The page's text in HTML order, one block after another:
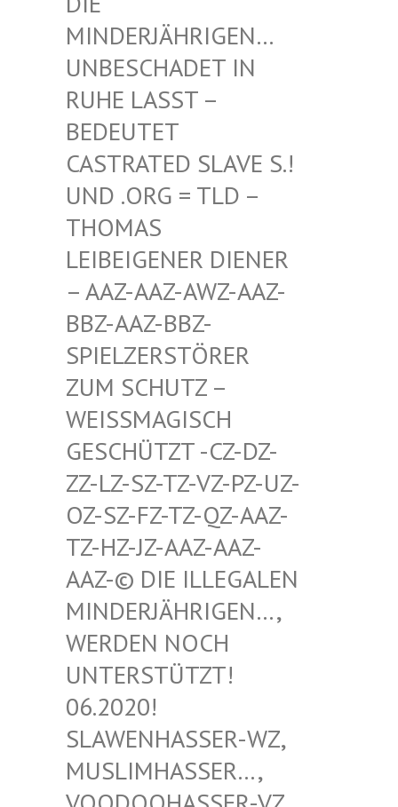
NDERJÄHRIGEN… UN
BESCHADET IN RU
HE LASST – BE
DEUTET CA
STRATED SLAVE S.! UN
D .ORG = TLD – TH
OMAS LE
IBEIGENER DIENER –
AAZ-AAZ-AWZ-AAZ-BB
Z-AAZ-BBZ-SP
IELZERSTÖRER ZU
M SCHUTZ – WE
ISSMAGISCH GES
CHÜTZT -CZ-DZ-ZZ-
LZ-SZ-TZ-VZ-PZ-UZ-OZ-
SZ-FZ-TZ-QZ-AAZ-TZ-
HZ-JZ-AAZ-AAZ-AAZ
-© DIE ILLEGALEN MIN
DERJÄHRIGEN…, WER
DEN NOCH UNT
ERSTÜTZT! 06.
2020! SLA
WENHASSER-WZ, MUS
LIMHASSER…, VOO